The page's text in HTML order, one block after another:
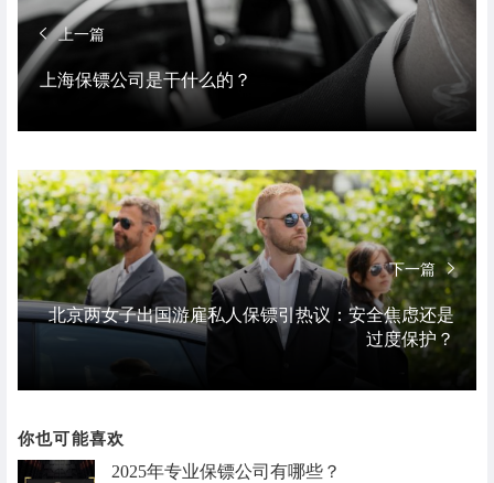
上一篇
上海保镖公司是干什么的？
下一篇
北京两女子出国游雇私人保镖引热议：安全焦虑还是
过度保护？
你也可能喜欢
2025年专业保镖公司有哪些？